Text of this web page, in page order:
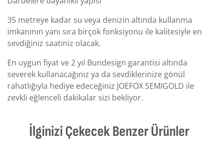
35 metreye kadar su veya denizin altında kullanma
imkanının yanı sıra birçok fonksiyonu ile kalitesiyle en
sevdiğiniz saatiniz olacak.
En uygun fiyat ve 2 yıl Bundesign garantisi altında
severek kullanacağınız ya da sevdiklerinize gönül
rahatlığıyla hediye edeceğiniz JOEFOX SEMIGOLD ile
zevkli eğlenceli dakikalar sizi bekliyor.
İlginizi Çekecek Benzer Ürünler